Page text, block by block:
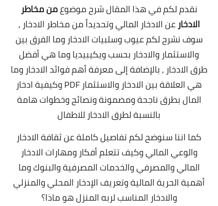
الهاتف
المواقع
زيادة متابعين
العملات المشفرة
الاستثمار
نقدم لكم في هذا المقال شرح موضوعمن مخاطر
الادخارعن الادخار المالي وتحديداًمنمخاطر الادخار ,
سوف نشرح لكم عيوب وسلبيات الادخار وما الفرق بين
والاستثمار والادخار بحسب ويكيبيديا وما هي أفضل
طرق الادخار , بالإضافة إلى معرفة أهم فوائد الادخار وما
هي العلاقة بين الادخار والاستثمار PDF وكيفية ادخار
المال بطرق ناجحة ومضمونة ونصائح وخطوات هامة
بالنسبة لطرق الادخار للاطفال
كما اننا سنوضح لكم تفاصيل كاملة عن ثقافة الادخار
والوعي المالي وكيف تتعلم أفكار ومهارات الادخار
المالي والمصرفي والخدمات المصرفية والبنوك وما
أهمية الحرية المالية وتعريف الإدخار المحلي والمنزلي
والادخار المناسب لربه المنزل هو ماذا؟